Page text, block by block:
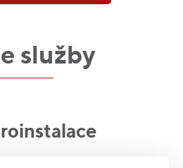
služby